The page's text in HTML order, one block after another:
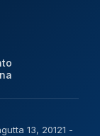
13, 20121 -